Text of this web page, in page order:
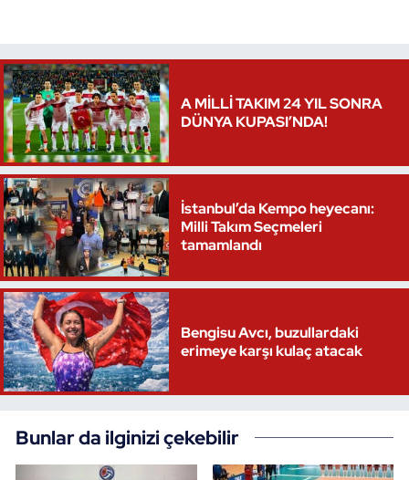
A MİLLİ TAKIM 24 YIL SONRA
DÜNYA KUPASI’NDA!
İstanbul’da Kempo heyecanı:
Milli Takım Seçmeleri
tamamlandı
Bengisu Avcı, buzullardaki
erimeye karşı kulaç atacak
Bunlar da ilginizi çekebilir
Voleybol
Vücut Geliştirme Fitness
Wushu Kungfu
Yelken
Yüzme